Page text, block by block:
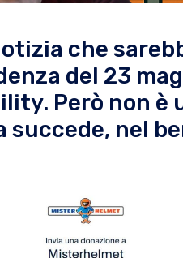
che
del 23
Però non è
succede, nel